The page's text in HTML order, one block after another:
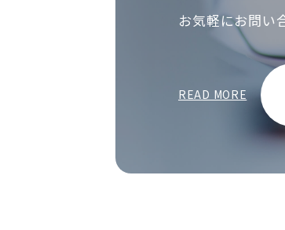
お気軽にお問い
READ MORE